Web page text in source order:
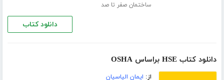
ساختمان صفر تا صد
دانلود کتاب
دانلود کتاب HSE براساس OSHA
از: ایمان الیاسیان